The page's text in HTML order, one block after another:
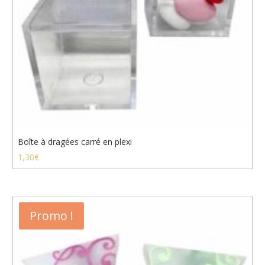
Boîte à dragées carré en plexi
1,30€
Promo !